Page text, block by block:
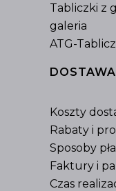
Tabliczki z
galeria
ATG-
Koszty
Rabaty i
Sposoby
Faktury i
Czas